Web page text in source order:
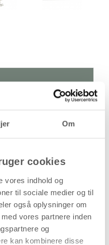
Om
cookies
vores indhold og
til sociale medier og til
også oplysninger om
vores partnere inden
og
kan kombinere disse
Pris / Stk
124,94 kr.
124,94
(99,95kr.ekskl. moms)
Leveringsomkostninger
kurven